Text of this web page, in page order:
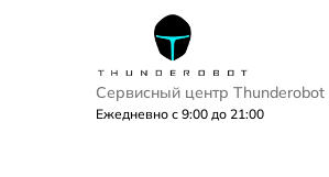
Сервисный центр Thunderobot
Ежедневно с 9:00 до 21:00